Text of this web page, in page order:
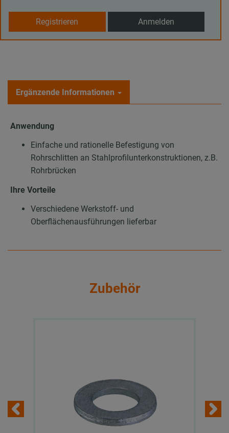
Registrieren Anmelden
Ergänzende Informationen
Anwendung
Einfache und rationelle Befestigung von
Rohrschlitten an Stahlprofilunterkonstruktionen, z.B.
Rohrbrücken
Ihre Vorteile
Verschiedene Werkstoff- und
Oberflächenausführungen lieferbar
Zubehör